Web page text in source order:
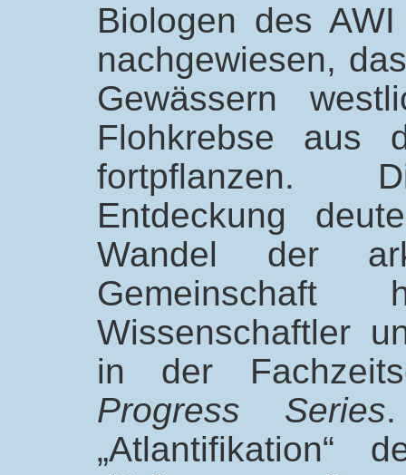
Biologen des
nachgewiesen,
Gewässern
Flohkrebse aus
fortpflanzen.
Entdeckung
Wandel der
Wissenschaftler
in der
Progress Series
„Atlantifikation“